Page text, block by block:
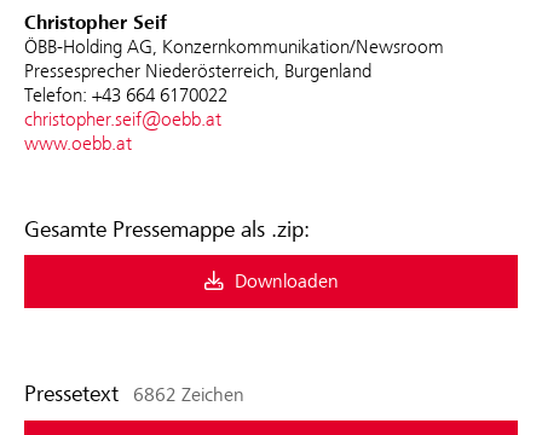
Christopher Seif
ÖBB-Holding AG, Konzernkommunikation/Newsroom
Pressesprecher Niederösterreich, Burgenland
Telefon: +43 664 6170022
christopher.seif@oebb.at
www.oebb.at
Gesamte Pressemappe als .zip:
Downloaden
Pressetext 6862 Zeichen